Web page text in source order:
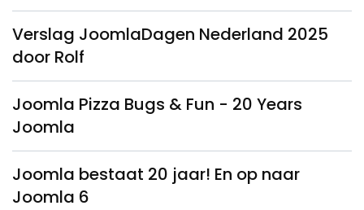
Verslag JoomlaDagen Nederland 2025
door Rolf
Joomla Pizza Bugs & Fun - 20 Years
Joomla
Joomla bestaat 20 jaar! En op naar
Joomla 6